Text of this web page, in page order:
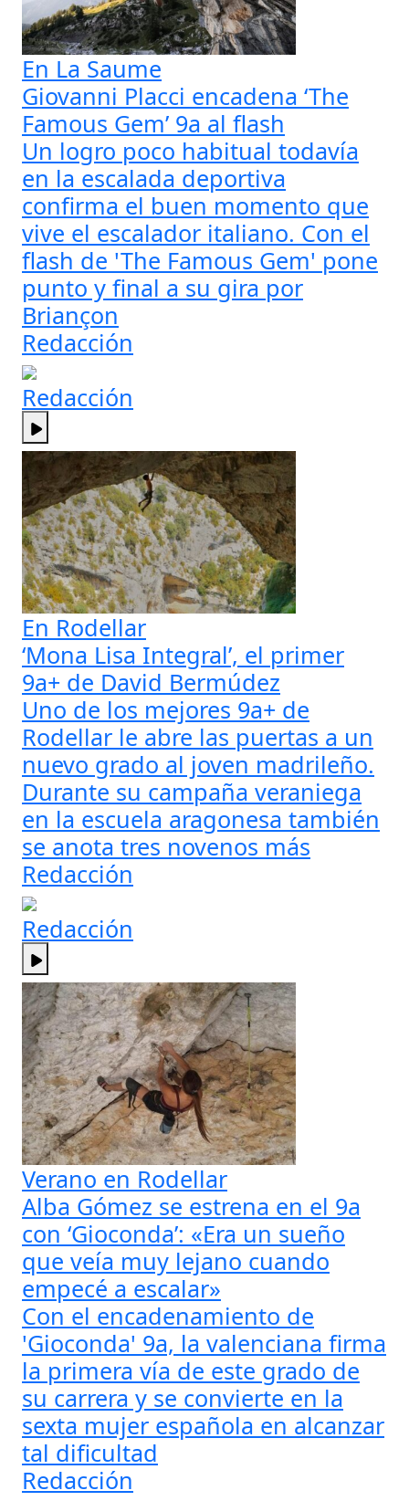
En La Saume
Giovanni Placci encadena ‘The
Famous Gem’ 9a al flash
Un logro poco habitual todavía
en la escalada deportiva
confirma el buen momento que
vive el escalador italiano. Con el
flash de 'The Famous Gem' pone
punto y final a su gira por
Briançon
Redacción
Redacción
En Rodellar
‘Mona Lisa Integral’, el primer
9a+ de David Bermúdez
Uno de los mejores 9a+ de
Rodellar le abre las puertas a un
nuevo grado al joven madrileño.
Durante su campaña veraniega
en la escuela aragonesa también
se anota tres novenos más
Redacción
Redacción
Verano en Rodellar
Alba Gómez se estrena en el 9a
con ‘Gioconda’: «Era un sueño
que veía muy lejano cuando
empecé a escalar»
Con el encadenamiento de
'Gioconda' 9a, la valenciana firma
la primera vía de este grado de
su carrera y se convierte en la
sexta mujer española en alcanzar
tal dificultad
Redacción